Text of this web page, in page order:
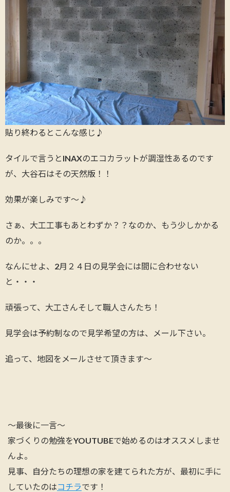
貼り終わるとこんな感じ♪
タイルで言うとINAXのエコカラットが調湿性あるのです
が、大谷石はその天然版！！
効果が楽しみです～♪
さぁ、大工工事もあとわずか？？なのか、もう少しかかる
のか。。。
なんにせよ、2月２４日の見学会には間に合わせない
と・・・
頑張って、大工さんそして職人さんたち！
見学会は予約制なので見学希望の方は、メール下さい。
追って、地図をメールさせて頂きます～
～最後に一言～
家づくりの勉強をYOUTUBEで始めるのはオススメしませ
んよ。
見事、自分たちの理想の家を建てられた方が、最初に手に
していたのはコチラです！